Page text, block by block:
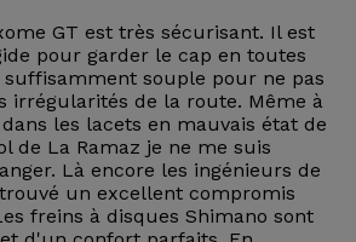
GT est très sécurisant. Il est
pour garder le cap en toutes
suffisamment souple pour ne pas
irrégularités de la route. Même à
les lacets en mauvais état de
de La Ramaz je ne me suis
Là encore les ingénieurs de
un excellent compromis
freins à disques Shimano sont